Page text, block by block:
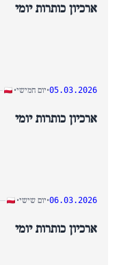
סיקור הערב עבר
ארכיון כותרות יומי
05.03.2026
•יום חמישי•
ארכיון כותרות יומי
06.03.2026
•יום שישי•
ארכיון כותרות יומי